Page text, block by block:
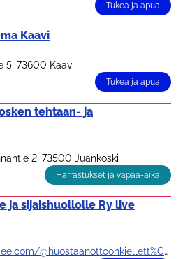
Tukea ja apua
Kaavi
5, 73600 Kaavi
Tukea ja apua
tehtaan- ja
2, 73500 Juankoski
Harrastukset ja vapaa-aika
ja sijaishuollolle Ry live
suoral%C3%A4hetys:7